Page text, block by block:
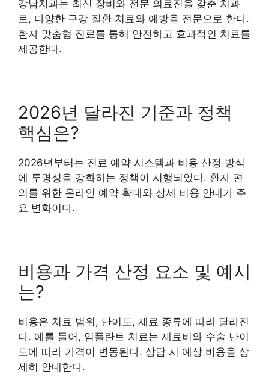
강남치과는 최신 장비와 전문 의료진을 갖춘 치과
로, 다양한 구강 질환 치료와 예방을 전문으로 한다.
환자 맞춤형 진료를 통해 안전하고 효과적인 치료를
제공한다.
2026년 달라진 기준과 정책
핵심은?
2026년부터는 진료 예약 시스템과 비용 산정 방식
에 투명성을 강화하는 정책이 시행되었다. 환자 편
의를 위한 온라인 예약 확대와 상세 비용 안내가 주
요 변화이다.
비용과 가격 산정 요소 및 예시
는?
비용은 치료 범위, 난이도, 재료 종류에 따라 달라진
다. 예를 들어, 임플란트 치료는 재료비와 수술 난이
도에 따라 가격이 변동된다. 상담 시 예상 비용을 상
세히 안내한다.